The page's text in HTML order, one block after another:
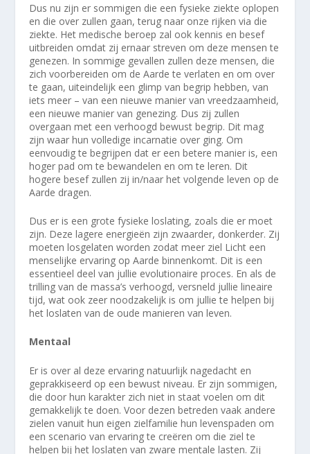
Dus nu zijn er sommigen die een fysieke ziekte oplopen
en die over zullen gaan, terug naar onze rijken via die
ziekte. Het medische beroep zal ook kennis en besef
uitbreiden omdat zij ernaar streven om deze mensen te
genezen. In sommige gevallen zullen deze mensen, die
zich voorbereiden om de Aarde te verlaten en om over
te gaan, uiteindelijk een glimp van begrip hebben, van
iets meer – van een nieuwe manier van vreedzaamheid,
een nieuwe manier van genezing. Dus zij zullen
overgaan met een verhoogd bewust begrip. Dit mag
zijn waar hun volledige incarnatie over ging. Om
eenvoudig te begrijpen dat er een betere manier is, een
hoger pad om te bewandelen en om te leren. Dit
hogere besef zullen zij in/naar het volgende leven op de
Aarde dragen.
Dus er is een grote fysieke loslating, zoals die er moet
zijn. Deze lagere energieën zijn zwaarder, donkerder. Zij
moeten losgelaten worden zodat meer ziel Licht een
menselijke ervaring op Aarde binnenkomt. Dit is een
essentieel deel van jullie evolutionaire proces. En als de
trilling van de massa’s verhoogd, versneld jullie lineaire
tijd, wat ook zeer noodzakelijk is om jullie te helpen bij
het loslaten van de oude manieren van leven.
Mentaal
Er is over al deze ervaring natuurlijk nagedacht en
geprakkiseerd op een bewust niveau. Er zijn sommigen,
die door hun karakter zich niet in staat voelen om dit
gemakkelijk te doen. Voor dezen betreden vaak andere
zielen vanuit hun eigen zielfamilie hun levenspaden om
een scenario van ervaring te creëren om die ziel te
helpen bij het loslaten van zware mentale lasten. Zij